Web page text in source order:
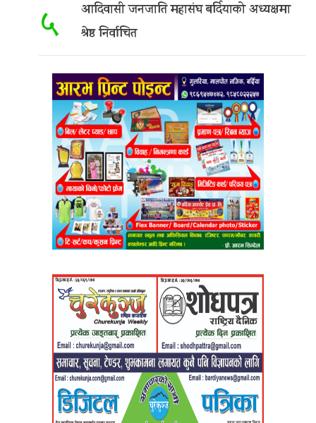
५ आदिवासी जनजाति महासंघ बर्दियाको अध्यक्षमा
श्रेष्ठ निर्वाचित